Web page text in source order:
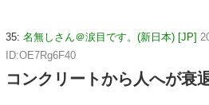
35: 名無しさん＠涙目です。(新日本) [JP]
ID:OE7Rg6F40
コンクリートから人へが衰